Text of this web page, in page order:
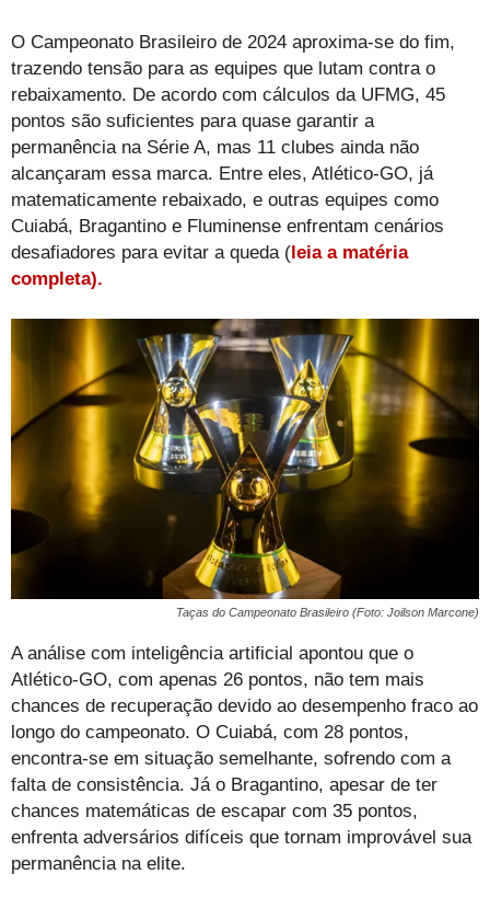
O Campeonato Brasileiro de 2024 aproxima-se do fim,
trazendo tensão para as equipes que lutam contra o
rebaixamento. De acordo com cálculos da UFMG, 45
pontos são suficientes para quase garantir a
permanência na Série A, mas 11 clubes ainda não
alcançaram essa marca. Entre eles, Atlético-GO, já
matematicamente rebaixado, e outras equipes como
Cuiabá, Bragantino e Fluminense enfrentam cenários
desafiadores para evitar a queda ( leia a matéria
completa).
Taças do Campeonato Brasileiro (Foto: Joilson Marcone)
A análise com inteligência artificial apontou que o
Atlético-GO, com apenas 26 pontos, não tem mais
chances de recuperação devido ao desempenho fraco ao
longo do campeonato. O Cuiabá, com 28 pontos,
encontra-se em situação semelhante, sofrendo com a
falta de consistência. Já o Bragantino, apesar de ter
chances matemáticas de escapar com 35 pontos,
enfrenta adversários difíceis que tornam improvável sua
permanência na elite.